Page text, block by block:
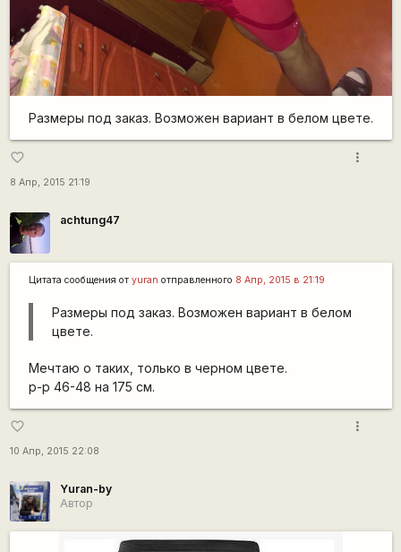
Размеры под заказ. Возможен вариант в белом цвете.
favorite_border
8 Апр, 2015 21:19
more_vert
achtung47
Цитата сообщения от yuran отправленного 8 Апр, 2015 в 21:19
Размеры под заказ. Возможен вариант в белом
цвете.
Мечтаю о таких, только в черном цвете.
р-р 46-48 на 175 см.
favorite_border
10 Апр, 2015 22:08
more_vert
Yuran-by
Автор